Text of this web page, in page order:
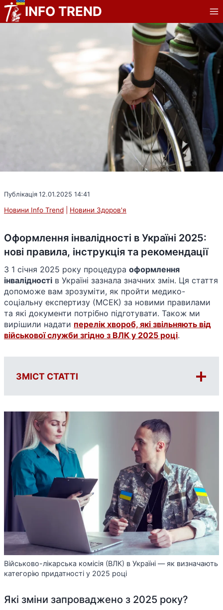
Перейти
до
INFO TREND
Публікація 12.01.2025 14:41
Новини Info Trend Новини Здоров'я
Оформлення інвалідності в Україні 2025:
нові правила, інструкція та рекомендації
З 1 січня 2025 року процедура оформлення
інвалідності в Україні зазнала значних змін. Ця стаття
допоможе вам зрозуміти, як пройти медико-
соціальну експертизу (МСЕК) за новими правилами
та які документи потрібно підготувати. Також ми
вирішили надати перелік хвороб, які звільняють від
військової служби згідно з ВЛК у 2025 році.
ЗМІСТ СТАТТІ
Військово-лікарська комісія (ВЛК) в Україні — як визначають
категорію придатності у 2025 році
Які зміни запроваджено з 2025 року?